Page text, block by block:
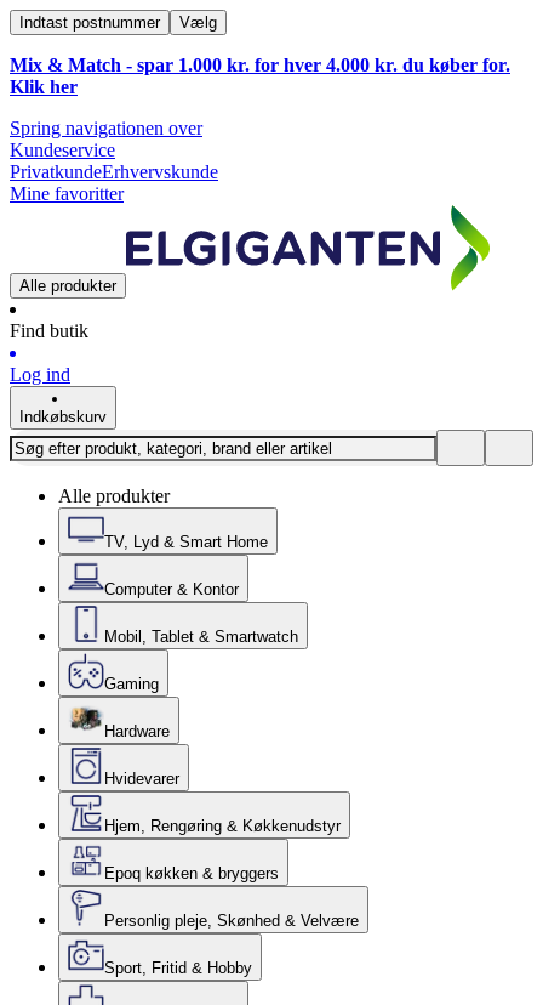
Indtast postnummer Vælg
Mix & Match - spar 1.000 kr. for hver 4.000 kr. du køber for.
Klik her
Spring navigationen over
Kundeservice
PrivatkundeErhvervskunde
Mine favoritter
Alle produkter
Find butik
Log ind
Indkøbskurv
Alle produkter
TV, Lyd & Smart Home
Computer & Kontor
Mobil, Tablet & Smartwatch
Gaming
Hardware
Hvidevarer
Hjem, Rengøring & Køkkenudstyr
Epoq køkken & bryggers
Personlig pleje, Skønhed & Velvære
Sport, Fritid & Hobby